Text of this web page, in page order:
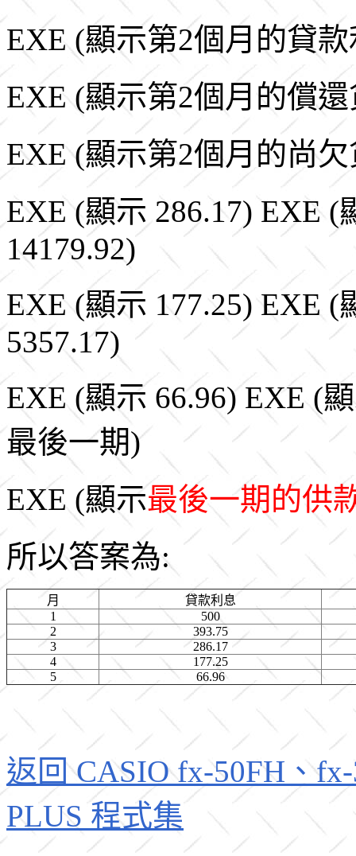
EXE (顯示第2個月的貸
EXE (顯示第2個月的償
EXE (顯示第2個月的尚
EXE (顯示 286.17) EXE (
14179.92)
EXE (顯示 177.25) EXE (
5357.17)
EXE (顯示 66.96) EXE (
最後一期)
EXE (顯示最後一期的供
所以答案為:
月
貸款利息
1
500
2
393.75
3
286.17
4
177.25
5
66.96
返回 CASIO fx-50FH、
PLUS 程式集